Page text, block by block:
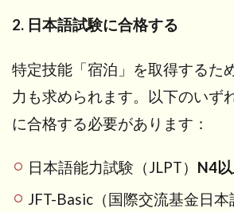
2. 日本語試験に合格する
特定技能「宿泊」を取得するた
力も求められます。以下のいず
に合格する必要があります：
日本語能力試験（JLPT） N4
JFT-Basic（国際交流基金日本